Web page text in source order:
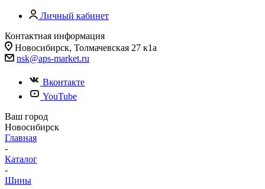
Личный кабинет
Контактная информация
Новосибирск, Толмачевская 27 к1а
nsk@aps-market.ru
Вконтакте
YouTube
Ваш город
Новосибирск
Главная
-
Каталог
-
Шины